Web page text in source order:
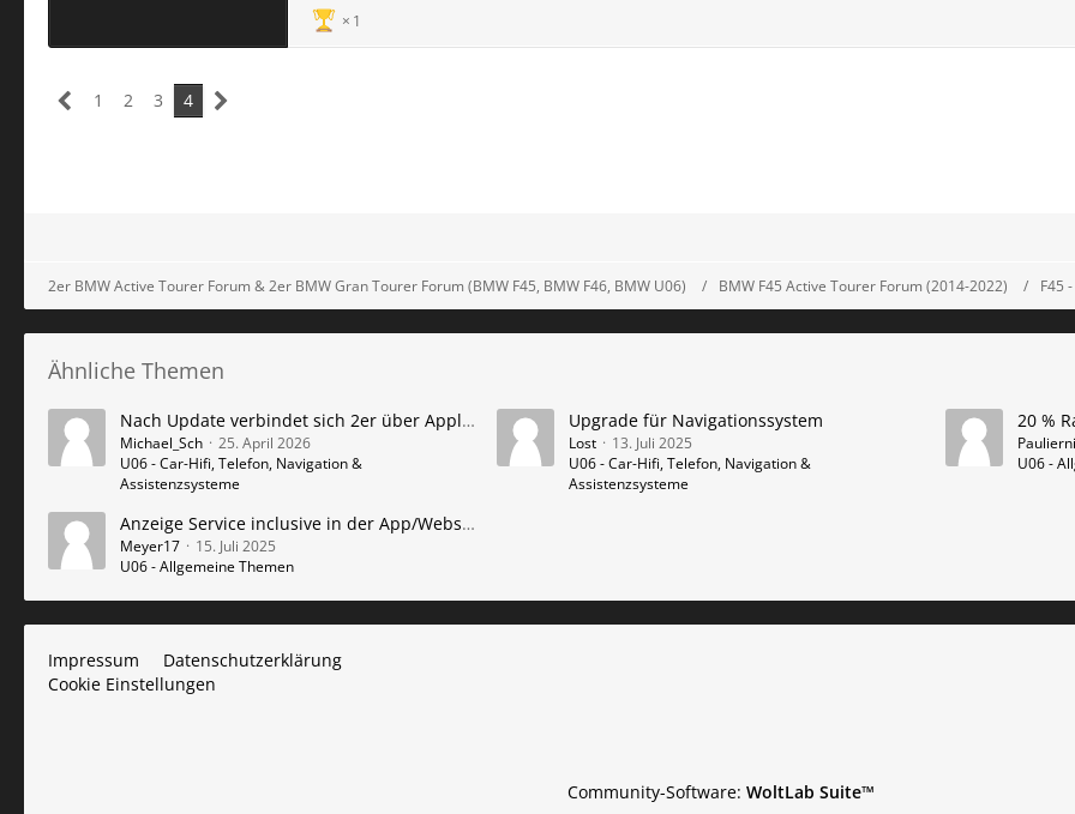
1
1 2 3 4
2er BMW Active Tourer Forum & 2er BMW Gran Tourer Forum (BMW F45, BMW F46, BMW U06) BMW F45 Active Tourer Forum (2014-2022) F45
Ähnliche Themen
Nach Update verbindet sich 2er über Apple CarPlay nicht mehr
Michael_Sch
25. April 2026
U06 - Car-Hifi, Telefon, Navigation &
Assistenzsysteme
Upgrade für Navigationssystem
Lost
13. Juli 2025
U06 - Car-Hifi, Telefon, Navigation &
Assistenzsysteme
U06 -
Anzeige Service inclusive in der App/Webseite
Meyer17
15. Juli 2025
U06 - Allgemeine Themen
Impressum
Datenschutzerklärung
Cookie Einstellungen
Community-Software: WoltLab Suite™